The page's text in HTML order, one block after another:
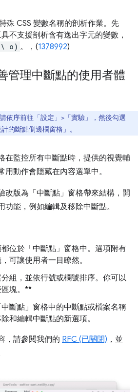
殊 CSS 變數名稱的剖析作業。先
不支援剖析含有逸出字元的變數，
o) 。，(1378992)
管理中斷點的使用者體
依序前往「設定」>「實驗」，然後勾選
的斷點側邊欄窗格」 。
在監控所有中斷點時，提供的視覺輔
動作會隱藏在內容選單中。
版為「中斷點」 窗格帶來結構，開
能，例如編輯及移除中斷點。
位於「中斷點」 窗格中。選項附有
可讓使用者一目瞭然。
組，並依行號或欄號排序。你可以
塊。**
斷點」 窗格中的中斷點或檔案名稱
和編輯中斷點的新選項。
，請參閱我們的 RFC (已關閉) ，並